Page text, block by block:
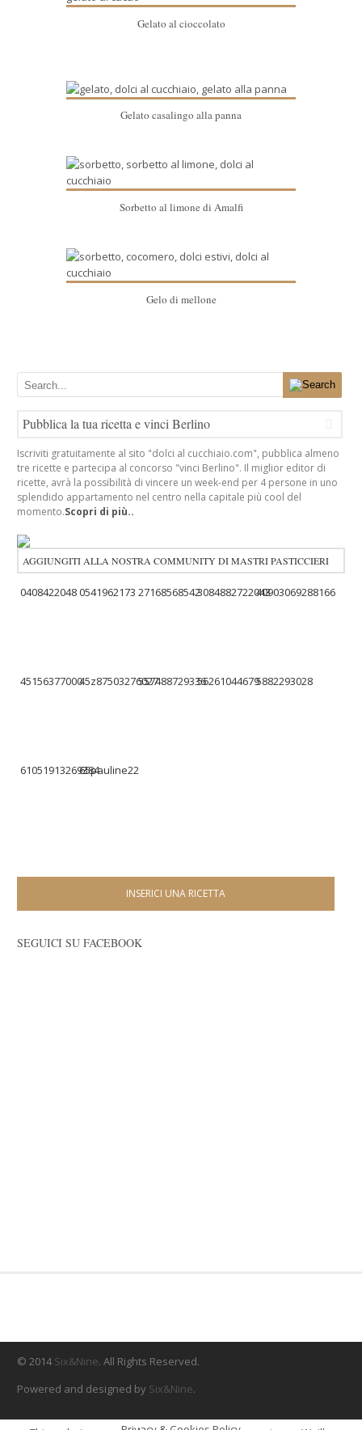
Gelato al cioccolato
Gelato casalingo alla panna
Sorbetto al limone di Amalfi
Gelo di mellone
Pubblica la tua ricetta e vinci Berlino
Iscriviti gratuitamente al sito "dolci al cucchiaio.com", pubblica almeno
tre ricette e partecipa al concorso "vinci Berlino". Il miglior editor di
ricette, avrà la possibilità di vincere un week-end per 4 persone in uno
splendido appartamento nel centro nella capitale più cool del
momento.Scopri di più..
AGGIUNGITI ALLA NOSTRA COMMUNITY DI MASTRI PASTICCIERI
04084220480541962173 27168568542308488272204340903069288166
4515637700045z87503276027557488729336562610446795882293028
6105191326938465pauline22
INSERICI UNA RICETTA
SEGUICI SU FACEBOOK
© 2014Six&Nine. All Rights Reserved.
Powered and designed by Six&Nine.